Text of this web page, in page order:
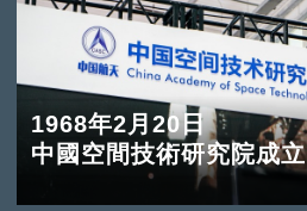
1968年2月20日
中國空間技術研究院成立